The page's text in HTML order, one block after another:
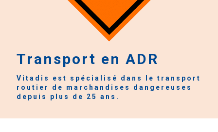
Transport en ADR
Vitadis est spécialisé dans le transport
routier de marchandises dangereuses
depuis plus de 25 ans.